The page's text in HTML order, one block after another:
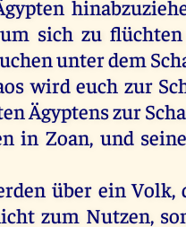
um sich zu flüchten
unterdem
wird euch zur
Ägyptenszur
in Zoan, und seine
über ein Volk,
zum Nutzen,